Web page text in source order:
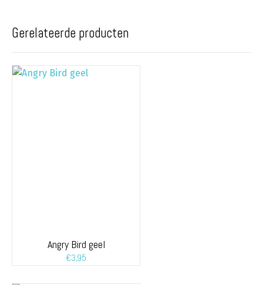
Gerelateerde producten
Angry Bird geel
€3,95